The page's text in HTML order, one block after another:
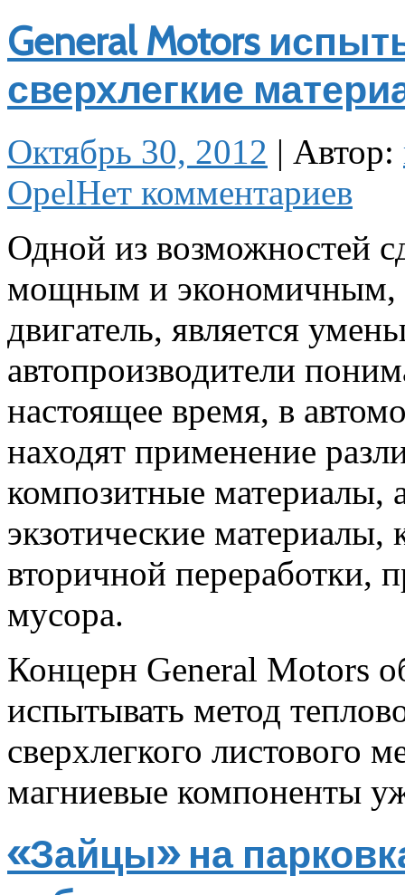
General Motors
сверхлегкие
Октябрь 30, 2012 | Автор:
OpelНет комментариев
Одной из возможностей
мощным и экономичным,
двигатель, является
автопроизводители
настоящее время, в
находят применение
композитные материалы,
экзотические
вторичной переработки,
мусора.
Концерн General Motors
испытывать метод
сверхлегкого листового
магниевые компоненты
«Зайцы» на